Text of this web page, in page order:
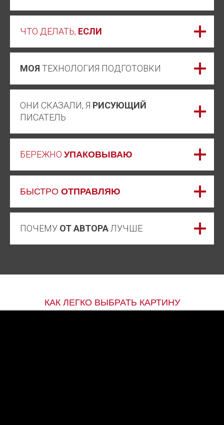
ЧТО ДЕЛАТЬ, ЕСЛИ
МОЯ ТЕХНОЛОГИЯ ПОДГОТОВКИ
ОНИ СКАЗАЛИ, Я РИСУЮЩИЙ
ПИСАТЕЛЬ
БЕРЕЖНО УПАКОВЫВАЮ
БЫСТРО ОТПРАВЛЯЮ
ПОЧЕМУ ОТ АВТОРА ЛУЧШЕ
КАК ЛЕГКО ВЫБРАТЬ КАРТИНУ